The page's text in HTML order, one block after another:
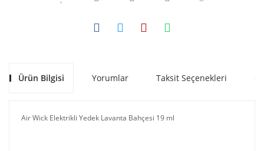
Ürün Bilgisi Yorumlar Taksit Seçenekleri
Air Wick Elektrikli Yedek Lavanta Bahçesi 19 ml